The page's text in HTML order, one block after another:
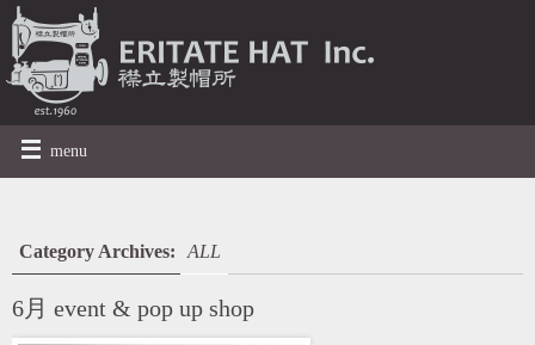
menu
Category Archives: ALL
6月 event & pop up shop